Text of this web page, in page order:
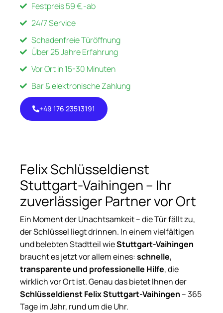
Festpreis 59 €,-ab
24/7 Service
Schadenfreie Türöffnung
Über 25 Jahre Erfahrung
Vor Ort in 15-30 Minuten
Bar & elektronische Zahlung
+49 176 23513191
Felix Schlüsseldienst
Stuttgart-Vaihingen – Ihr
zuverlässiger Partner vor Ort
Ein Moment der Unachtsamkeit – die Tür fällt zu,
der Schlüssel liegt drinnen. In einem vielfältigen
und belebten Stadtteil wieStuttgart-Vaihingen
braucht es jetzt vor allem eines:schnelle,
transparente und professionelle Hilfe, die
wirklich vor Ort ist. Genau das bietet Ihnen der
Schlüsseldienst Felix Stuttgart-Vaihingen – 365
Tage im Jahr, rund um die Uhr.